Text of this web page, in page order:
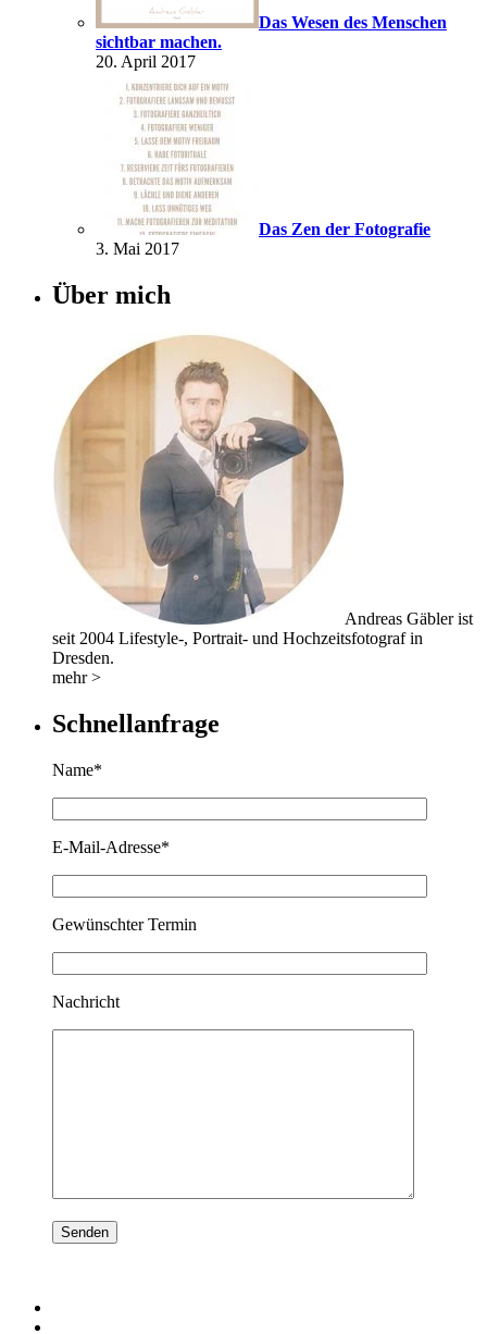
Das Wesen des Menschen
sichtbar machen.
20. April 2017
Das Zen der Fotografie
3. Mai 2017
Über mich
Andreas Gäbler ist
seit 2004 Lifestyle-, Portrait- und Hochzeitsfotograf in
Dresden.
mehr >
Schnellanfrage
Name*
E-Mail-Adresse*
Gewünschter Termin
Nachricht